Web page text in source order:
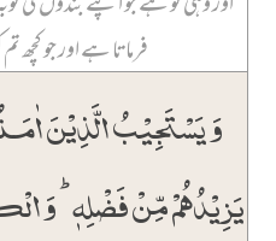
فرماتا ہے اور جو
وَ یَسۡتَجِیۡبُ الَّذِیۡنَ
یَزِیۡدُہُمۡ مِّنۡ فَضۡلِہٖ ؕ وَ